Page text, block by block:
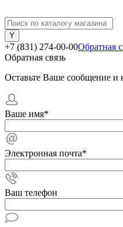
+7 (831) 274-00-00Обратная
Обратная связь
Оставьте Ваше сообщение и
Ваше имя*
Электронная почта*
Ваш телефон